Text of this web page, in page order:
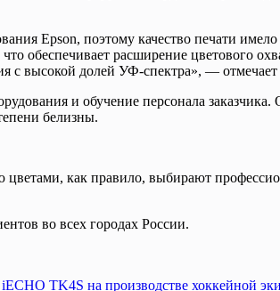
Epson, поэтому качество печати
обеспечивает расширение цветового
с высокой долей УФ-спектра», —
и обучение персонала
белизны.
как правило, выбирают
во всех городах России.
TK4S на производстве хоккейной